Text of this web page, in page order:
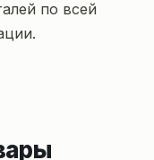
по всей